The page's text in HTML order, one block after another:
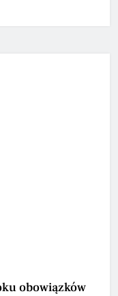
obowiązków